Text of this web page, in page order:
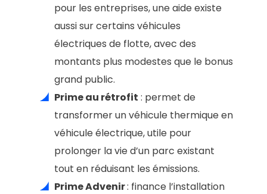
pour les entreprises, une aide existe
aussi sur certains véhicules
électriques de flotte, avec des
montants plus modestes que le bonus
grand public.
Prime au rétrofit : permet de
transformer un véhicule thermique en
véhicule électrique, utile pour
prolonger la vie d’un parc existant
tout en réduisant les émissions.
Prime Advenir: finance l’installation